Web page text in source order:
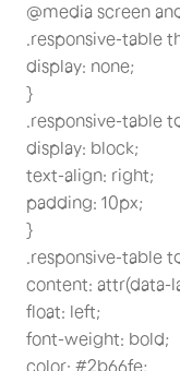
@media screen
.responsive-table
display: none;
}
.responsive-table
display: block;
text-align: right;
padding: 10px;
}
.responsive-table
content: attr(data-
float: left;
font-weight: bold;
color: #2b66fe;